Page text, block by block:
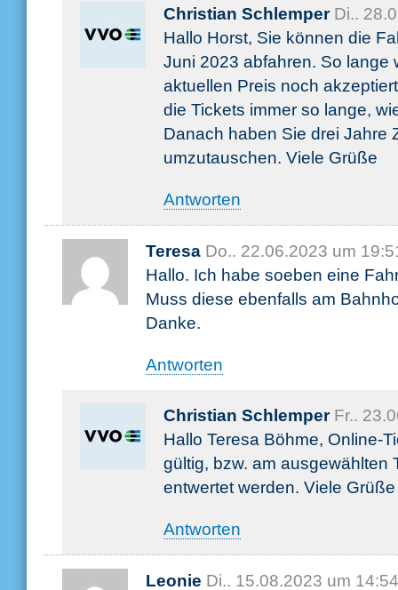
Christian Schlemper Di..
Hallo Horst, Sie können die
Juni 2023 abfahren. So lange
aktuellen Preis noch
die Tickets immer so lange,
Danach haben Sie drei Jahre
umzutauschen. Viele Grüße
Antworten
Teresa Do.. 22.06.2023 um
Hallo. Ich habe soeben eine
Muss diese ebenfalls am
Danke.
Antworten
Christian Schlemper Fr..
Hallo Teresa Böhme, Online-
gültig, bzw. am ausgewählten
entwertet werden. Viele Grüße
Antworten
Leonie Di.. 15.08.2023 um